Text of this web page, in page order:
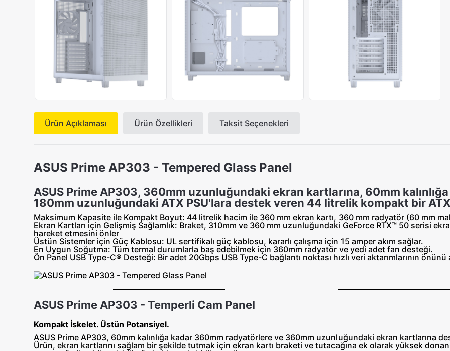
Ürün Açıklaması Ürün Özellikleri Taksit Seçenekleri
ASUS Prime AP303 - Tempered Glass Panel
ASUS Prime AP303, 360mm uzunluğundaki ekran kartlarına, 60mm
180mm uzunluğundaki ATX PSU'lara destek veren 44 litrelik kompakt bir ATX
Maksimum Kapasite ile Kompakt Boyut: 44 litrelik hacim ile 360 mm ekran kartı, 360 mm radyatör (60 mm
Ekran Kartları için Gelişmiş Sağlamlık: Braket, 310mm ve 360 mm uzunluğundaki GeForce RTX™ 50 serisi
hareket etmesini önler
Üstün Sistemler için Güç Kablosu: UL sertifikalı güç kablosu, kararlı çalışma için 15 amper akım sağlar.
En Uygun Soğutma: Tüm termal durumlarla baş edebilmek için 360mm radyatör ve yedi adet fan desteği.
Ön Panel USB Type-C® Desteği: Bir adet 20Gbps USB Type-C bağlantı noktası hızlı veri aktarımlarının önünü
ASUS Prime AP303 - Temperli Cam Panel
Kompakt İskelet. Üstün Potansiyel.
ASUS Prime AP303, 60mm kalınlığa kadar 360mm radyatörlere ve 360mm uzunluğundaki ekran kartlarına
Ürün, ekran kartlarını sağlam bir şekilde tutmak için ekran kartı braketi ve tutacağına ek olarak yüksek